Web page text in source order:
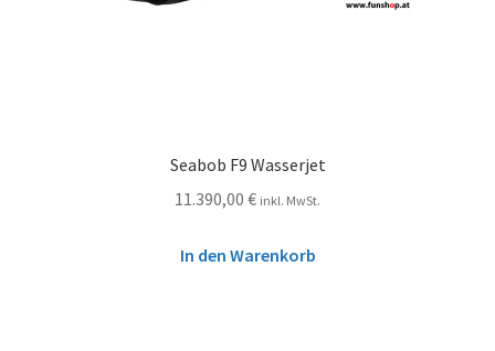
Seabob F9 Wasserjet
11.390,00 € inkl. MwSt.
In den Warenkorb